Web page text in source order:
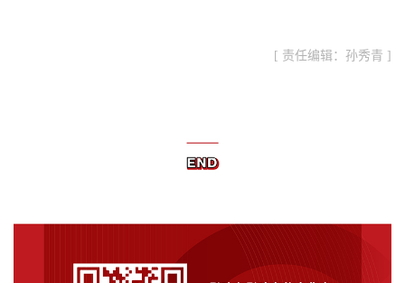
[ 责任编辑：孙秀青 ]